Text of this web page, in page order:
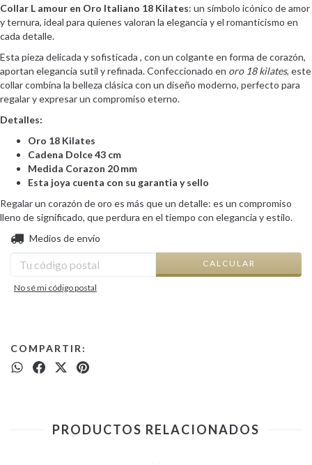
Collar L amour en Oro Italiano 18 Kilates: un símbolo icónico de amor
y ternura, ideal para quienes valoran la elegancia y el romanticismo en
cada detalle.
Esta pieza delicada y sofisticada , con un colgante en forma de corazón,
aportan elegancia sutil y refinada. Confeccionado en oro 18 kilates, este
collar combina la belleza clásica con un diseño moderno, perfecto para
regalar y expresar un compromiso eterno.
Detalles:
Oro 18 Kilates
Cadena Dolce 43 cm
Medida Corazon 20 mm
Esta joya cuenta con su garantia y sello
Regalar un corazón de oro es más que un detalle: es un compromiso
lleno de significado, que perdura en el tiempo con elegancia y estilo.
Entregas para el CP:
Medios de envío
CALCULAR
No sé mi código postal
COMPARTIR:
PRODUCTOS RELACIONADOS